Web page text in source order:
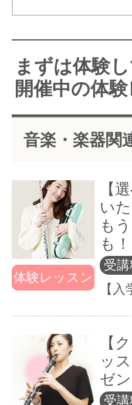
無料楽器プレゼ
ント♪２６種類の
毎日のライフス
彩ります
～～～EYS
全２３種類
ース
●柔軟なレッス
「無料補講」で
振替が出来ます
まずは体験
開催中の体
音楽・楽器関
体験レッスン
【
い
も
も！
受
【
【
ッ
ゼ
受